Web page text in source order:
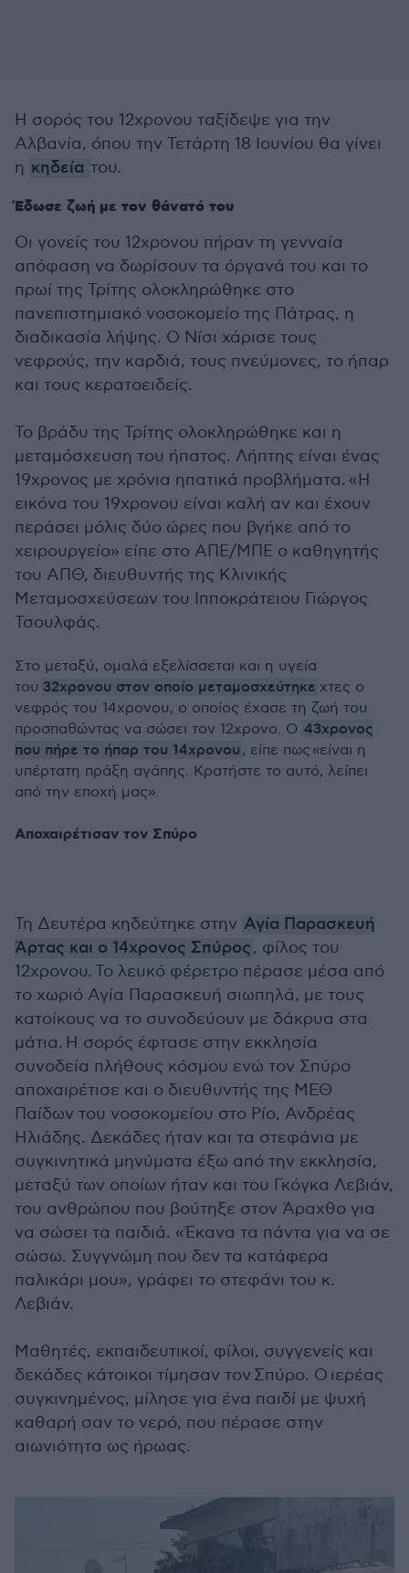
Η σορός του 12χρονου ταξίδεψε για την
Αλβανία, όπου την Τετάρτη 18 Ιουνίου θα γίνει
η κηδεία του.
Έδωσε ζωή με τον θάνατό του
Οι γονείς του 12χρονου πήραν τη γενναία
απόφαση να δωρίσουν τα όργανά του και το
πρωί της Τρίτης ολοκληρώθηκε στο
πανεπιστημιακό νοσοκομείο της Πάτρας, η
διαδικασία λήψης. Ο Νίσι χάρισε τους
νεφρούς, την καρδιά, τους πνεύμονες, το ήπαρ
και τους κερατοειδείς.
Το βράδυ της Τρίτης ολοκληρώθηκε και η
μεταμόσχευση του ήπατος. Λήπτης είναι ένας
19χρονος με χρόνια ηπατικά προβλήματα. «Η
εικόνα του 19χρονου είναι καλή αν και έχουν
περάσει μόλις δύο ώρες που βγήκε από το
χειρουργείο» είπε στο ΑΠΕ/ΜΠΕ ο καθηγητής
του ΑΠΘ, διευθυντής της Κλινικής
Μεταμοσχεύσεων του Ιπποκράτειου Γιώργος
Τσουλφάς.
Στο μεταξύ, ομαλά εξελίσσεται και η υγεία
του 32χρονου στον οποίο μεταμοσχεύτηκε χτες ο
νεφρός του 14χρονου, ο οποίος έχασε τη ζωή του
προσπαθώντας να σώσει τον 12χρονο. Ο 43χρονος
που πήρε το ήπαρ του 14χρονου , είπε πως «είναι η
υπέρτατη πράξη αγάπης. Κρατήστε το αυτό, λείπει
από την εποχή μας».
Αποχαιρέτισαν τον Σπύρο
Τη Δευτέρα κηδεύτηκε στην Αγία Παρασκευή
Άρτας και ο 14χρονος Σπύρος, φίλος του
12χρονου. Το λευκό φέρετρο πέρασε μέσα από
το χωριό Αγία Παρασκευή σιωπηλά, με τους
κατοίκους να το συνοδεύουν με δάκρυα στα
μάτια. Η σορός έφτασε στην εκκλησία
συνοδεία πλήθους κόσμου ενώ τον Σπύρο
αποχαιρέτισε και ο διευθυντής της ΜΕΘ
Παίδων του νοσοκομείου στο Ρίο, Ανδρέας
Ηλιάδης. Δεκάδες ήταν και τα στεφάνια με
συγκινητικά μηνύματα έξω από την εκκλησία,
μεταξύ των οποίων ήταν και του Γκόγκα Λεβιάν,
του ανθρώπου που βούτηξε στον Άραχθο για
να σώσει τα παιδιά. «Έκανα τα πάντα για να σε
σώσω. Συγγνώμη που δεν τα κατάφερα
παλικάρι μου», γράφει το στεφάνι του κ.
Λεβιάν.
Μαθητές, εκπαιδευτικοί, φίλοι, συγγενείς και
δεκάδες κάτοικοι τίμησαν τον Σπύρο. O ιερέας
συγκινημένος, μίλησε για ένα παιδί με ψυχή
καθαρή σαν το νερό, που πέρασε στην
αιωνιότητα ως ήρωας.